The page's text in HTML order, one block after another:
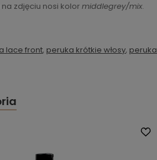
zdjęciu nosi kolor middlegrey/mix.
lace front, peruka krótkie włosy,